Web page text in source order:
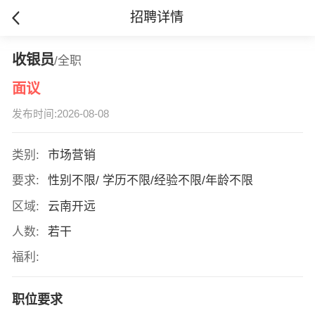
招聘详情
收银员/全职
面议
发布时间:2026-08-08
类别:
市场营销
要求:
性别不限/ 学历不限/经验不限/年龄不限
区域:
云南开远
人数:
若干
福利:
职位要求